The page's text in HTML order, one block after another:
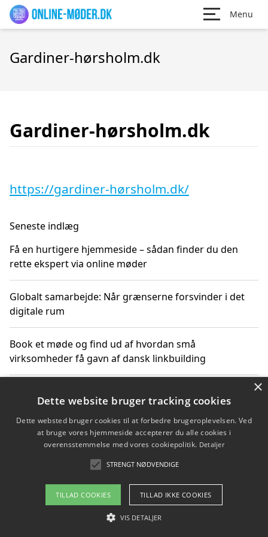
Menu
Gardiner-hørsholm.dk
Gardiner-hørsholm.dk
https://gardiner-hørsholm.dk/
Seneste indlæg
Få en hurtigere hjemmeside – sådan finder du den
rette ekspert via online møder
Globalt samarbejde: Når grænserne forsvinder i det
digitale rum
Book et møde og find ud af hvordan små
virksomheder få gavn af dansk linkbuilding
får du indgår et samarbejde
Hold et møde med en WordPress ekspert og vælg den
mest professionelle til at vedligeholde din løsning
Copyright 2026 - Pilanto Aps
Om / kontakt
×
Dette website bruger tracking cookies
Dette websted bruger cookies til at forbedre brugeroplevelsen. Ved
at bruge vores hjemmeside accepterer du alle cookies i
overensstemmelse med vores cookiepolitik. Detaljer
STRENGT NØDVENDIGE
TILLAD COOKIES TILLAD IKKE COOKIES
VIS DETALJER